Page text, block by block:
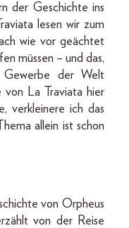
der Geschichte ins
lesen wir zum
wie vor geächtet
müssen – und das,
der Welt
von La Traviata hier
verkleinere ich das
allein ist schon
von Orpheus
von der Reise